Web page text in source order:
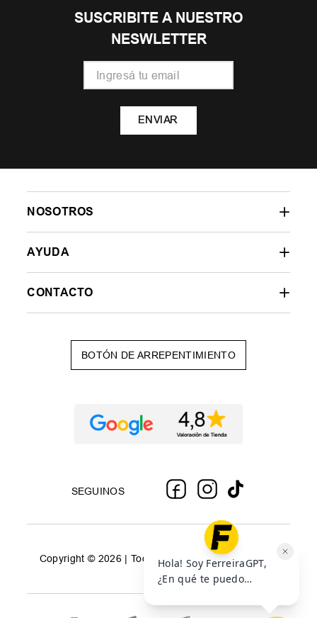
SUSCRIBITE A NUESTRO
NESWLETTER
ENVIAR
NOSOTROS
AYUDA
CONTACTO
BOTÓN DE ARREPENTIMIENTO
SEGUINOS
Copyright © 2026 | Todos los derechos reservados